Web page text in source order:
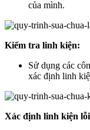
của mình.
Kiểm tra linh kiện:
Sử dụng các
xác định linh
Xác định linh kiện